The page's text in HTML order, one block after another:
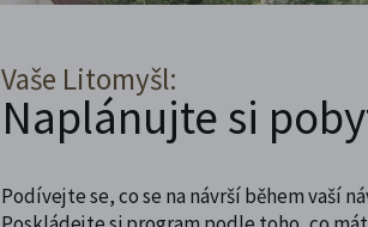
Vaše Litomyšl:
Naplánujte si
Podívejte se, co se na návrší během vaší